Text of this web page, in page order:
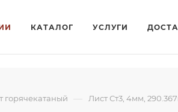
КАТАЛОГ УСЛУГИ
горячекатаный — Лист Ст3, 4мм,